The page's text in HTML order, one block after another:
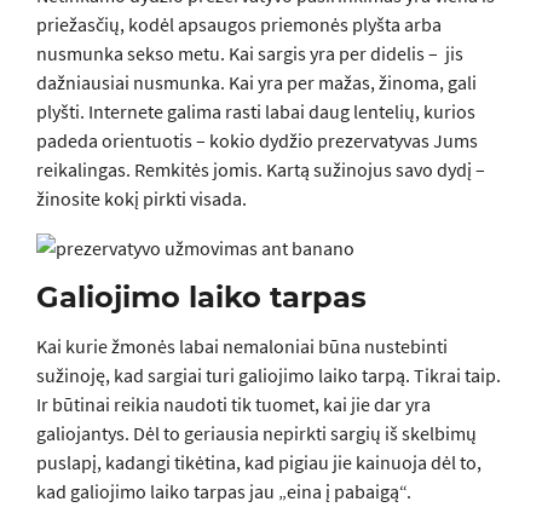
priežasčių, kodėl apsaugos priemonės plyšta arba
nusmunka sekso metu. Kai sargis yra per didelis – jis
dažniausiai nusmunka. Kai yra per mažas, žinoma, gali
plyšti. Internete galima rasti labai daug lentelių, kurios
padeda orientuotis – kokio dydžio prezervatyvas Jums
reikalingas. Remkitės jomis. Kartą sužinojus savo dydį –
žinosite kokį pirkti visada.
Galiojimo laiko tarpas
Kai kurie žmonės labai nemaloniai būna nustebinti
sužinoję, kad sargiai turi galiojimo laiko tarpą. Tikrai taip.
Ir būtinai reikia naudoti tik tuomet, kai jie dar yra
galiojantys. Dėl to geriausia nepirkti sargių iš skelbimų
puslapį, kadangi tikėtina, kad pigiau jie kainuoja dėl to,
kad galiojimo laiko tarpas jau „eina į pabaigą“.